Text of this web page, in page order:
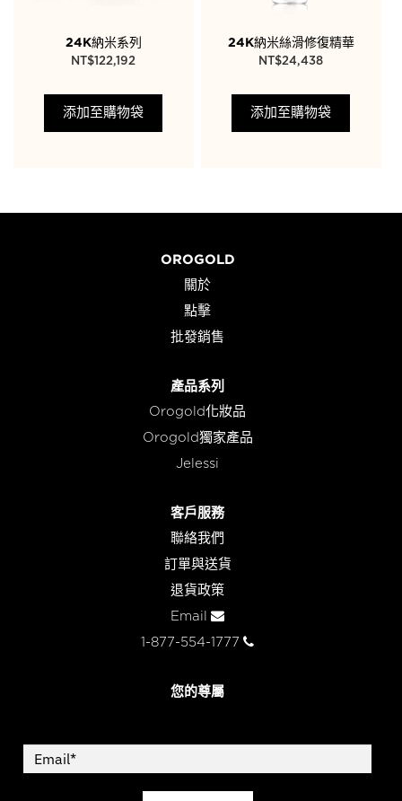
24K納米系列
NT$122,192
添加至購物袋
24K納米絲滑修復精華
NT$24,438
添加至購物袋
OROGOLD
關於
點擊
批發銷售
產品系列
Orogold化妝品
Orogold獨家產品
Jelessi
客戶服務
聯絡我們
訂單與送貨
退貨政策
Email
1-877-554-1777
您的尊屬